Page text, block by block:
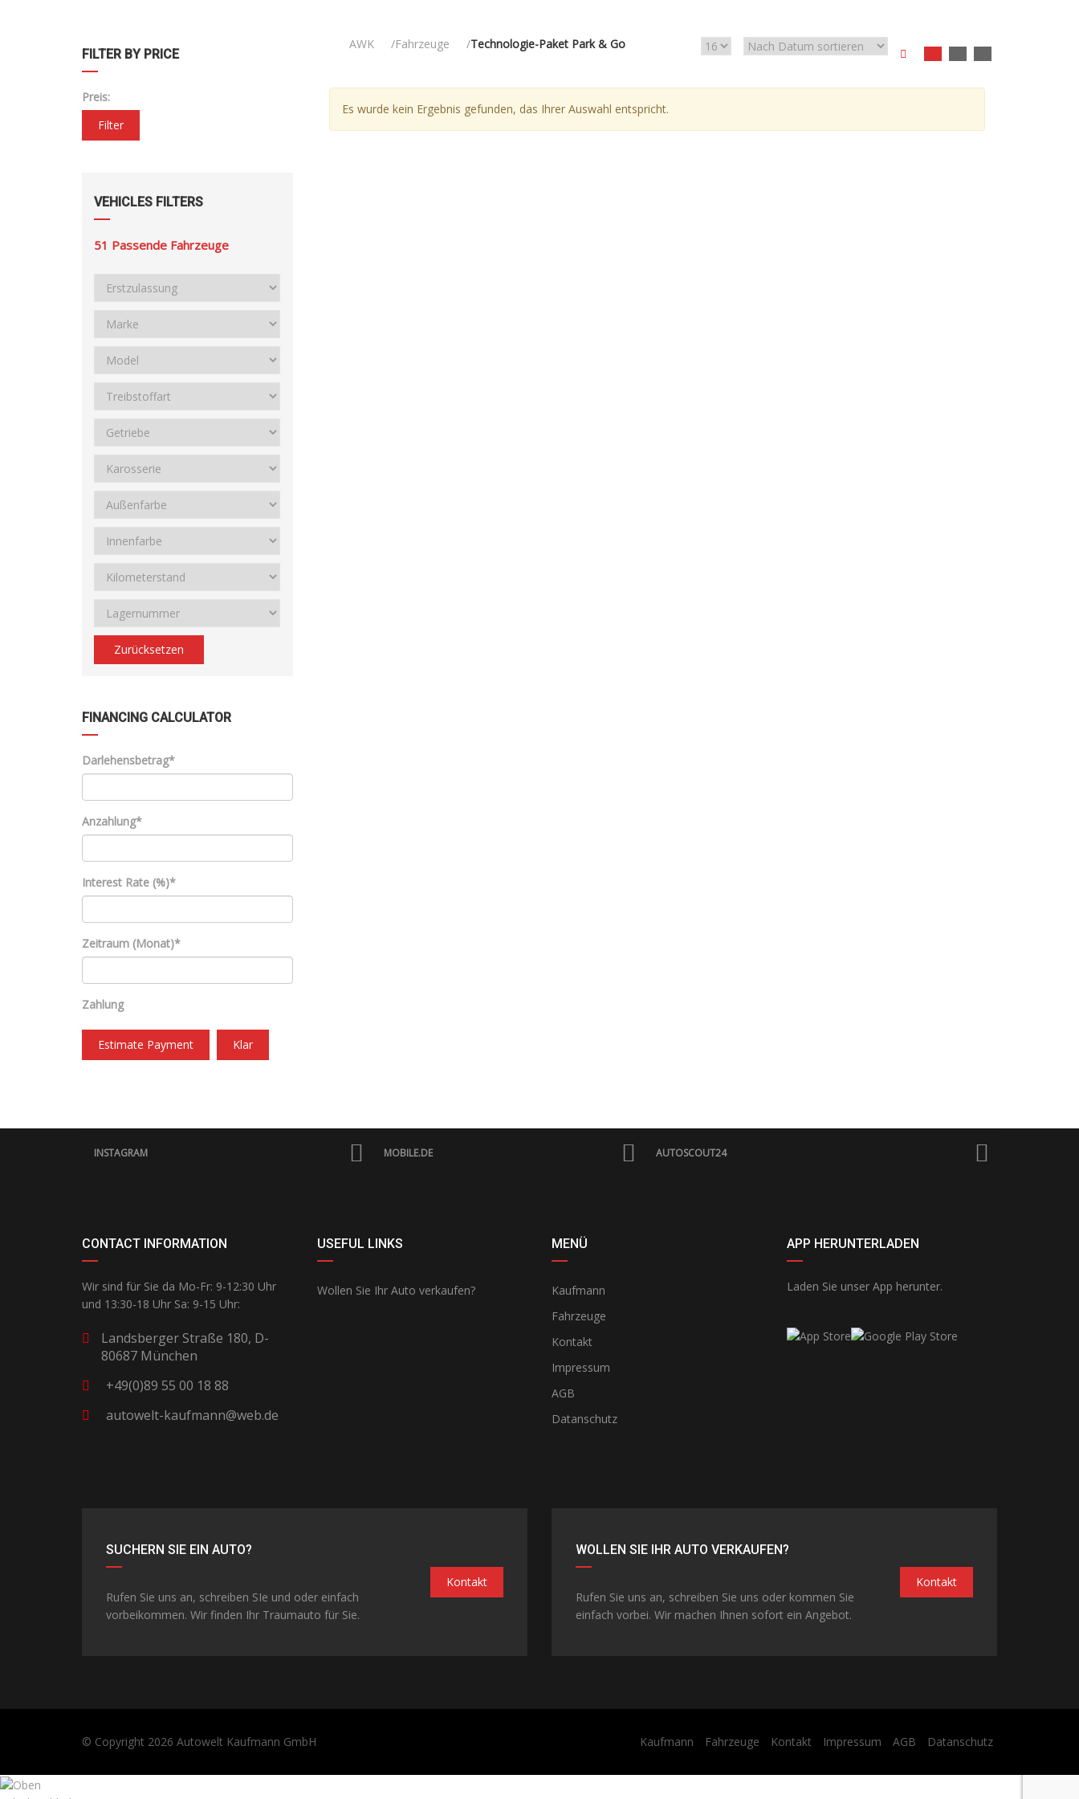
FILTER BY PRICE
Preis:
Filter
VEHICLES FILTERS
51 Passende Fahrzeuge
Zurücksetzen
FINANCING CALCULATOR
Darlehensbetrag*
Anzahlung*
Interest Rate (%)*
Zeitraum (Monat)*
Zahlung
Estimate Payment Klar
AWK Fahrzeuge Technologie-Paket Park & Go
Es wurde kein Ergebnis gefunden, das Ihrer Auswahl entspricht.
INSTAGRAM MOBILE.DE AUTOSCOUT24
CONTACT INFORMATION
Wir sind für Sie da Mo-Fr: 9-12:30 Uhr
und 13:30-18 Uhr Sa: 9-15 Uhr:
Landsberger Straße 180, D-
80687 München
+49(0)89 55 00 18 88
autowelt-kaufmann@web.de
USEFUL LINKS
Wollen Sie Ihr Auto verkaufen?
MENÜ
Kaufmann
Fahrzeuge
Kontakt
Impressum
AGB
Datanschutz
APP HERUNTERLADEN
Laden Sie unser App herunter.
SUCHERN SIE EIN AUTO?
Rufen Sie uns an, schreiben SIe und oder einfach
vorbeikommen. Wir finden Ihr Traumauto für Sie.
Kontakt
WOLLEN SIE IHR AUTO VERKAUFEN?
Rufen Sie uns an, schreiben Sie uns oder kommen Sie
einfach vorbei. Wir machen Ihnen sofort ein Angebot.
Kontakt
© Copyright 2026 Autowelt Kaufmann GmbH Kaufmann Fahrzeuge Kontakt Impressum AGB Datanschutz